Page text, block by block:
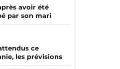
avoir été
par son mari
ce
les prévisions